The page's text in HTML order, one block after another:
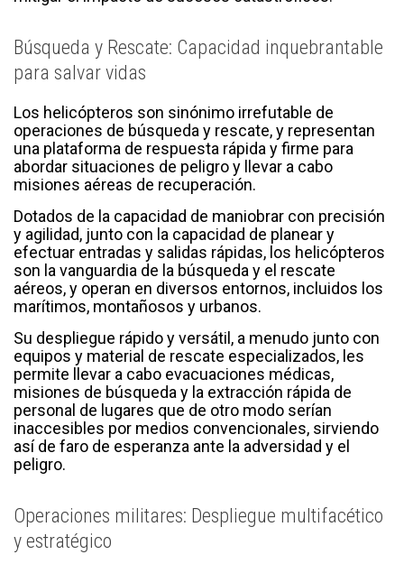
Búsqueda y Rescate: Capacidad inquebrantable
para salvar vidas
Los helicópteros son sinónimo irrefutable de
operaciones de búsqueda y rescate, y representan
una plataforma de respuesta rápida y firme para
abordar situaciones de peligro y llevar a cabo
misiones aéreas de recuperación.
Dotados de la capacidad de maniobrar con precisión
y agilidad, junto con la capacidad de planear y
efectuar entradas y salidas rápidas, los helicópteros
son la vanguardia de la búsqueda y el rescate
aéreos, y operan en diversos entornos, incluidos los
marítimos, montañosos y urbanos.
Su despliegue rápido y versátil, a menudo junto con
equipos y material de rescate especializados, les
permite llevar a cabo evacuaciones médicas,
misiones de búsqueda y la extracción rápida de
personal de lugares que de otro modo serían
inaccesibles por medios convencionales, sirviendo
así de faro de esperanza ante la adversidad y el
peligro.
Operaciones militares: Despliegue multifacético
y estratégico